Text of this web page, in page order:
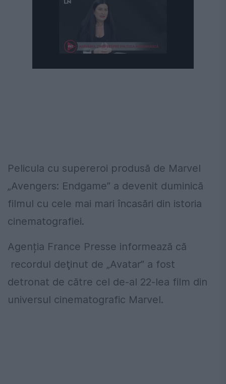
Pelicula cu supereroi produsă de Marvel
„Avengers: Endgame” a devenit duminică
filmul cu cele mai mari încasări din istoria
cinematografiei.
Agenția France Presse informează că
recordul deţinut de „Avatar” a fost
detronat de către cel de-al 22-lea film din
universul cinematografic Marvel.